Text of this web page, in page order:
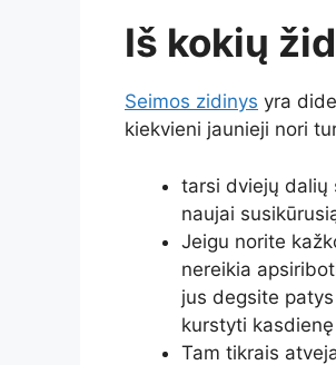
Iš kokių
Seimos zidinys yra
kiekvieni jaunieji nori
tarsi dviejų dalių
naujai
Jeigu norite
nereikia
jus degsite
kurstyti
Tam tikrais